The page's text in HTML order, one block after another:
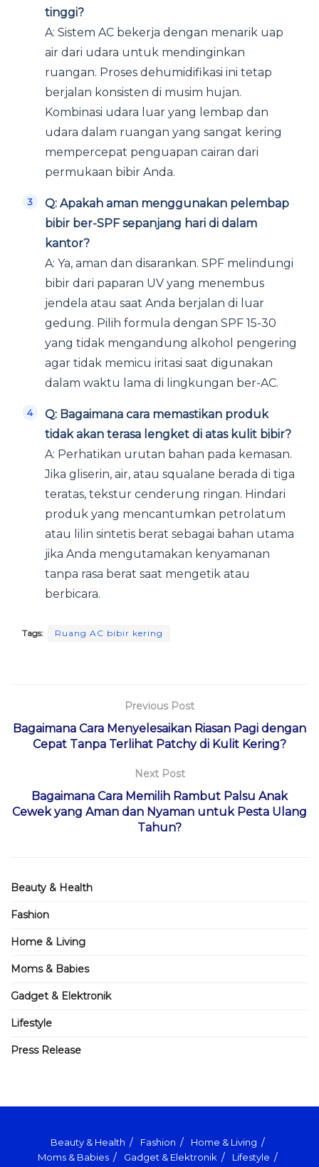
tinggi?
A: Sistem AC bekerja dengan menarik uap
air dari udara untuk mendinginkan
ruangan. Proses dehumidifikasi ini tetap
berjalan konsisten di musim hujan.
Kombinasi udara luar yang lembap dan
udara dalam ruangan yang sangat kering
mempercepat penguapan cairan dari
permukaan bibir Anda.
Q: Apakah aman menggunakan pelembap
bibir ber-SPF sepanjang hari di dalam
kantor?
A: Ya, aman dan disarankan. SPF melindungi
bibir dari paparan UV yang menembus
jendela atau saat Anda berjalan di luar
gedung. Pilih formula dengan SPF 15-30
yang tidak mengandung alkohol pengering
agar tidak memicu iritasi saat digunakan
dalam waktu lama di lingkungan ber-AC.
Q: Bagaimana cara memastikan produk
tidak akan terasa lengket di atas kulit bibir?
A: Perhatikan urutan bahan pada kemasan.
Jika gliserin, air, atau squalane berada di tiga
teratas, tekstur cenderung ringan. Hindari
produk yang mencantumkan petrolatum
atau lilin sintetis berat sebagai bahan utama
jika Anda mengutamakan kenyamanan
tanpa rasa berat saat mengetik atau
berbicara.
Tags: Ruang AC bibir kering
Previous Post
Bagaimana Cara Menyelesaikan Riasan Pagi dengan
Cepat Tanpa Terlihat Patchy di Kulit Kering?
Next Post
Bagaimana Cara Memilih Rambut Palsu Anak
Cewek yang Aman dan Nyaman untuk Pesta Ulang
Tahun?
Beauty & Health
Fashion
Home & Living
Moms & Babies
Gadget & Elektronik
Lifestyle
Press Release
Beauty & Health Fashion
Home & Living
Moms & Babies
Gadget & Elektronik
Lifestyle